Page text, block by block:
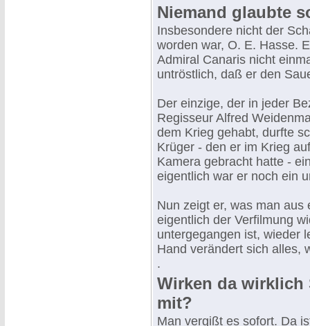
Niemand glaubte
Insbesondere nicht der
worden war, O. E. Hasse.
Admiral Canaris nicht
untröstlich, daß er den
Der einzige, der in jeder
Regisseur Alfred
dem Krieg gehabt, durfte
Krüger - den er im Krieg
Kamera gebracht hatte -
eigentlich war er noch ein
Nun zeigt er, was man
eigentlich der Verfilmung
untergegangen ist, wieder
Hand verändert sich alles,
.
Wirken da wirklich
mit?
Man vergißt es sofort. Da